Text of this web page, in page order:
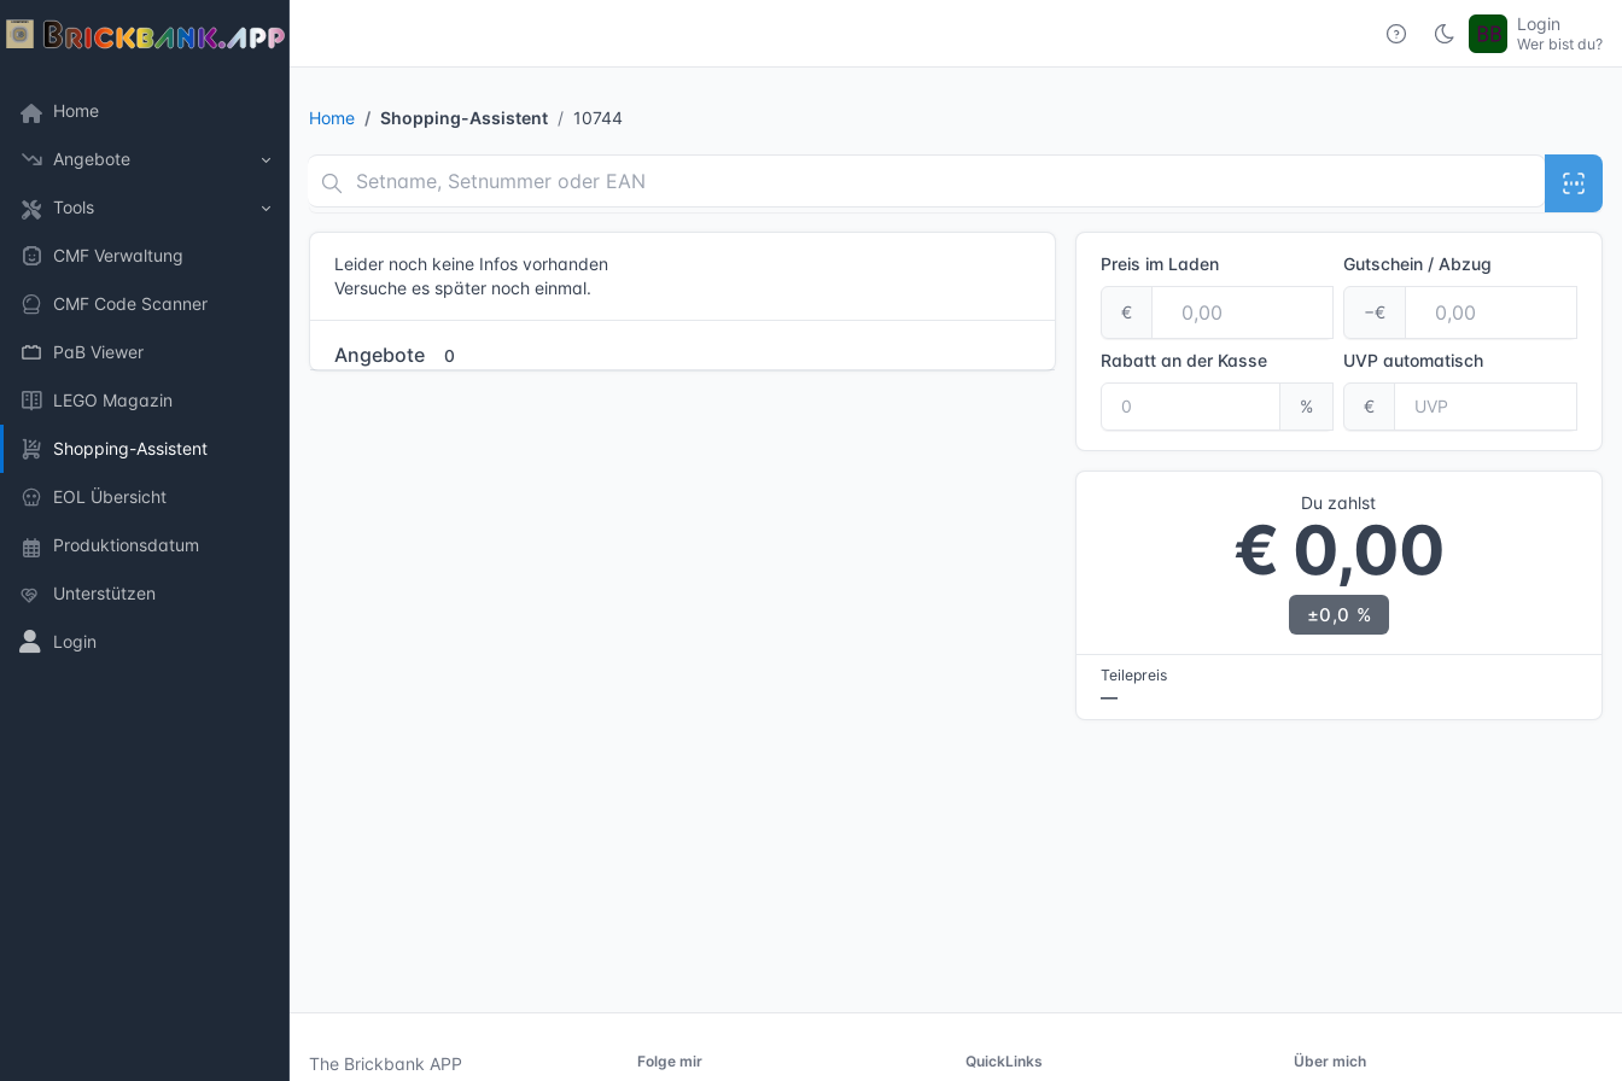
Home
Angebote
Tools
CMF Verwaltung
CMF Code Scanner
PaB Viewer
LEGO Magazin
Shopping-Assistent
EOL Übersicht
Produktionsdatum
Unterstützen
Login
Login
Wer bist du?
Home Shopping-Assistent 10744
Leider noch keine Infos vorhanden
Versuche es später noch einmal.
Angebote 0
Preis im Laden
€
Gutschein / Abzug
−€
Rabatt an der Kasse
%
UVPautomatisch
€
Du zahlst
€ 0,00
±0,0 %
Teilepreis
—
The Brickbank APP Folge mir QuickLinks Über mich